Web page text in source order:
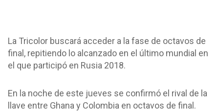
La Tricolor buscará acceder a la fase de octavos de
final, repitiendo lo alcanzado en el último mundial en
el que participó en Rusia 2018.
En la noche de este jueves se confirmó el rival de la
llave entre Ghana y Colombia en octavos de final.